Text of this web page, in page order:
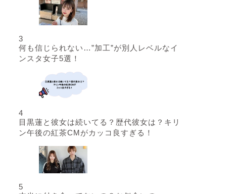
3
何も信じられない…”加工”が別人レベルなイ
ンスタ女子5選！
4
目黒蓮と彼女は続いてる？歴代彼女は？キリ
ン午後の紅茶CMがカッコ良すぎる！
5